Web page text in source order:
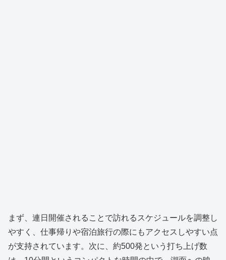
まず、連日開催されることで訪れるスケジュールを調整し
やすく、仕事帰りや宿泊旅行の際にもアクセスしやすい点
が支持されています。次に、約500発という打ち上げ数